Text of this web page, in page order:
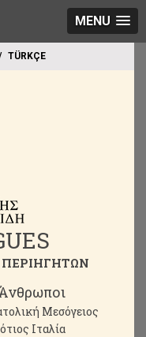
MENU
TÜRKÇE
Μεσόγειος
Ιταλία